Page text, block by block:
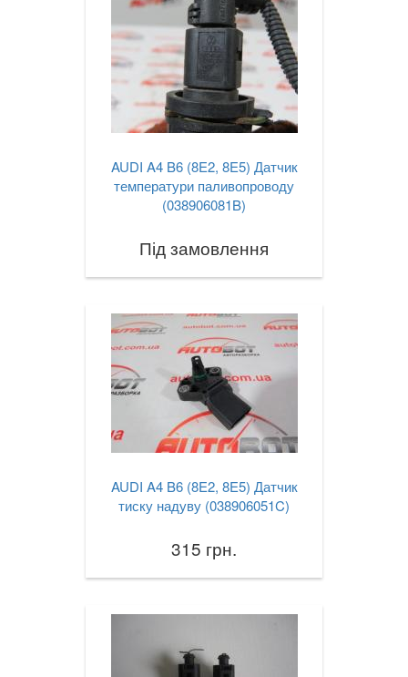
AUDI A4 B6 (8E2, 8E5) Датчик
температури паливопроводу
(038906081B)
Під замовлення
AUDI A4 B6 (8E2, 8E5) Датчик
тиску надуву (038906051C)
315 грн.